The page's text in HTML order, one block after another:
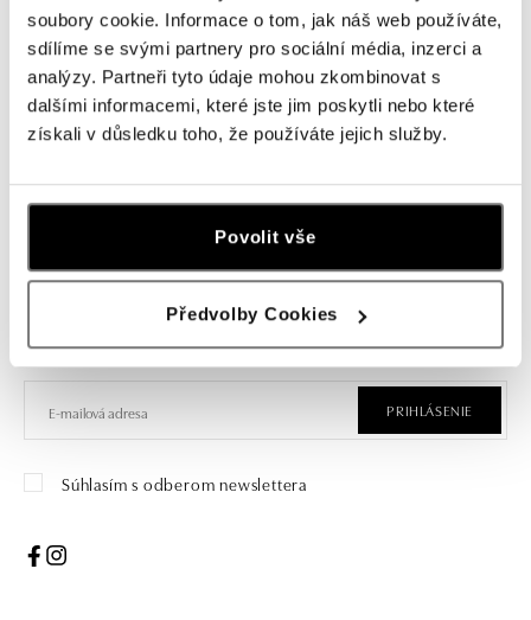
soubory cookie. Informace o tom, jak náš web používáte,
sdílíme se svými partnery pro sociální média, inzerci a
analýzy. Partneři tyto údaje mohou zkombinovat s
dalšími informacemi, které jste jim poskytli nebo které
získali v důsledku toho, že používáte jejich služby.
Povolit vše
Předvolby Cookies
Jednoduché, ale neprehliadnuteľné! Ak hľadáte ozdobu
na každú príležitosť, z našich zlatých náušníc s diamantmi
alebo farebnými drahými kameňmi si určite vyberiete tie
pravé.
Prihlásenie k odberu newslettera
Objavte najnovšie kolekcie, novinky a exkluzívne uvedenia na
Žena
Muž
PRIHLÁSENIE
Súhlasím s odberom newslettera